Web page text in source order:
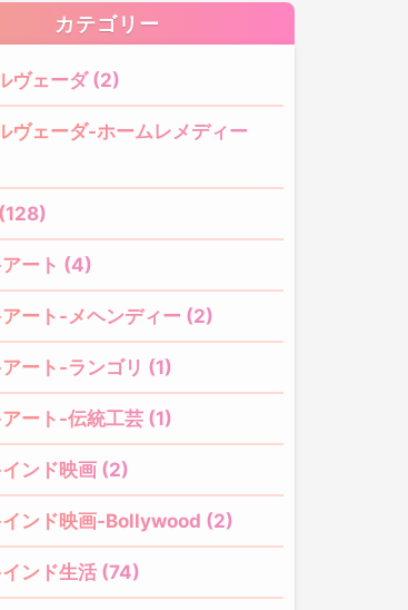
カテゴリー
ヴェーダ (2)
ヴェーダ-ホームレメディー
ート (4)
ート-メヘンディー (2)
ート-ランゴリ (1)
ート-伝統工芸 (1)
ンド映画 (2)
ンド映画-Bollywood (2)
ンド生活 (74)